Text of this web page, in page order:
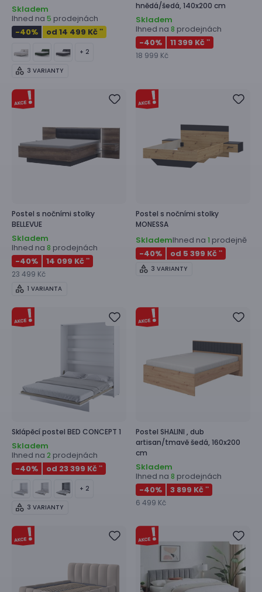
Skladem
Ihned na 5 prodejnách
-40% od 14 499 Kč **
+ 2
3 VARIANTY
hnědá/šedá, 140x200 cm
Skladem
Ihned na 8 prodejnách
-40% 11 399 Kč **
18 999 Kč
Postel s nočními stolky
BELLEVUE
Skladem
Ihned na 8 prodejnách
-40% 14 099 Kč **
23 499 Kč
1 VARIANTA
Postel s nočními stolky
MONESSA
SklademIhned na 1 prodejně
-40% od 5 399 Kč **
3 VARIANTY
Sklápěcí postel BED CONCEPT 1
Skladem
Ihned na 2 prodejnách
-40% od 23 399 Kč **
+ 2
3 VARIANTY
Postel SHALINI , dub
artisan/tmavě šedá, 160x200
cm
Skladem
Ihned na 8 prodejnách
-40% 3 899 Kč **
6 499 Kč